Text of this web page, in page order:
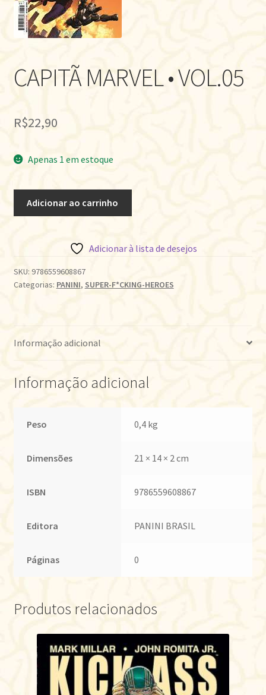
CAPITÃ MARVEL • VOL.05
R$22,90
Apenas 1 em estoque
Adicionar ao carrinho
Adicionar à lista de desejos
SKU: 9786559608867
Categorias: PANINI, SUPER-F*CKING-HEROES
Informação adicional
Informação adicional
Peso 0,4 kg
Dimensões 21 × 14 × 2 cm
ISBN 9786559608867
Editora PANINI BRASIL
Páginas 0
Produtos relacionados